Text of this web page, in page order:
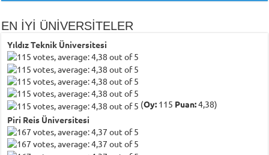
EN İYİ ÜNİVERSİTELER
Yıldız Teknik Üniversitesi
(Oy: 115 Puan:4,38)
Piri Reis Üniversitesi